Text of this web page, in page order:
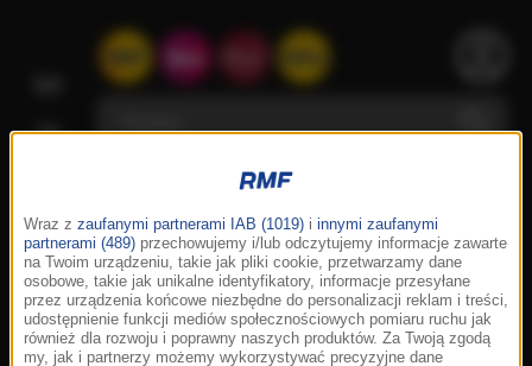
Wraz z zaufanymi partnerami IAB (1019) i innymi zaufanymi
partnerami (489) przechowujemy i/lub odczytujemy informacje zawarte
na Twoim urządzeniu, takie jak pliki cookie, przetwarzamy dane
osobowe, takie jak unikalne identyfikatory, informacje przesyłane
przez urządzenia końcowe niezbędne do personalizacji reklam i treści,
udostępnienie funkcji mediów społecznościowych pomiaru ruchu jak
również dla rozwoju i poprawny naszych produktów. Za Twoją zgodą
my, jak i partnerzy możemy wykorzystywać precyzyjne dane